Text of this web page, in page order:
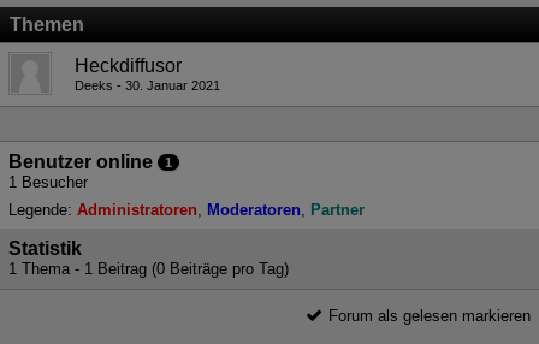
Themen
Heckdiffusor
Deeks 30. Januar 2021
Benutzer online 1
1 Besucher
Legende: Administratoren Moderatoren Partner
Statistik
1 Thema - 1 Beitrag (0 Beiträge pro Tag)
Forum als gelesen markieren